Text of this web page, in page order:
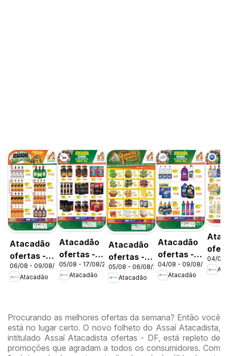
Atacadão
ofertas -
DF
06/08 - 09/08/2026
Atacadão
Atacadão
ofertas -
DF
05/08 - 17/08/2026
Atacadão
Atacadão
ofertas -
DF
05/08 - 06/08/2026
Atacadão
Atacadão
ofertas -
DF
04/08 - 09/08/2026
Atacadão
DF
04/08
Procurando as melhores ofertas da semana? Então você
está no lugar certo. O novo folheto do Assaí Atacadista,
intitulado Assaí Atacadista ofertas - DF, está repleto de
promoções que agradam a todos os consumidores. Com